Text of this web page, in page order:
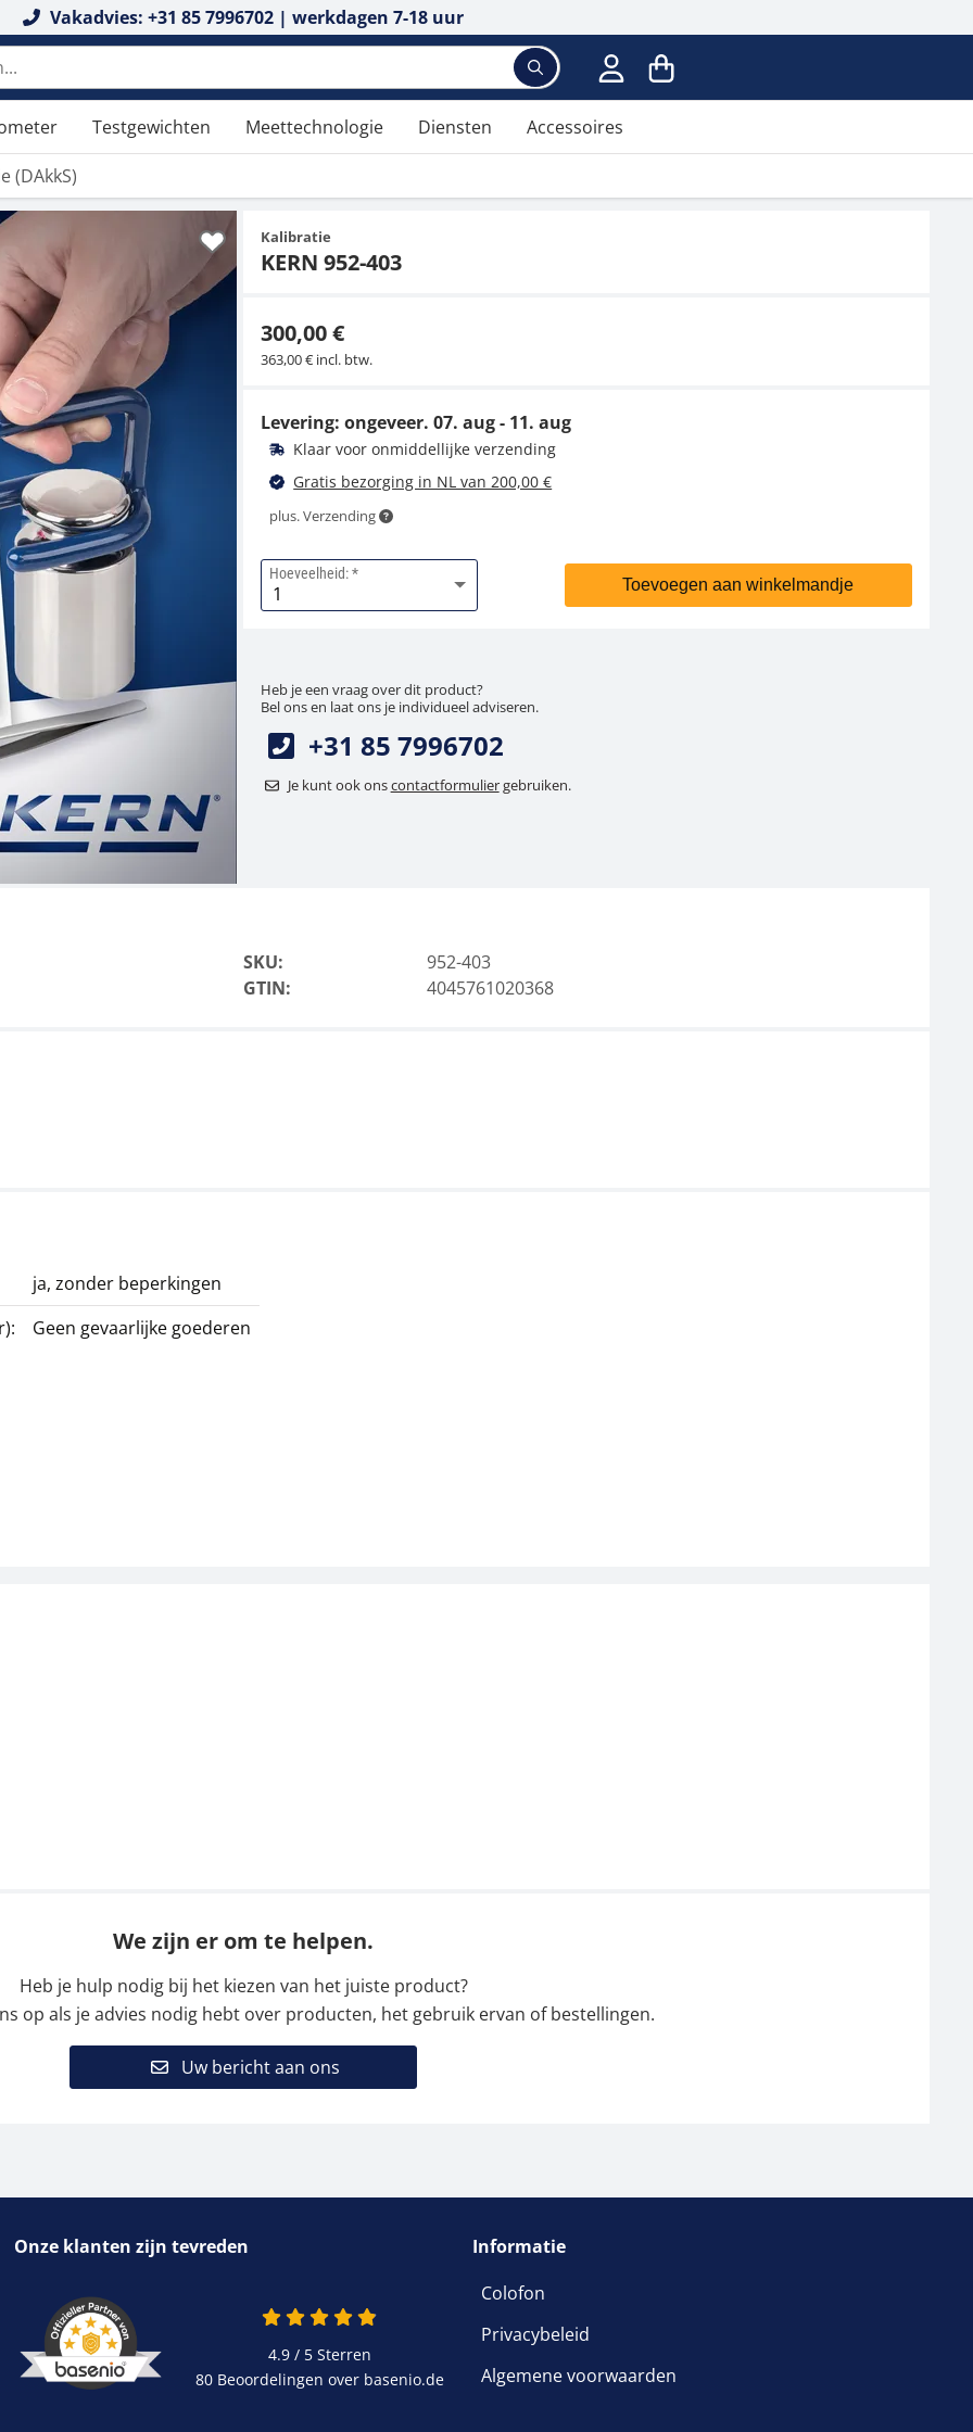
Vakadvies: +31 85 7996702 | werkdagen 7-18 uur
Testgewichten Meettechnologie Diensten Accessoires
(DAkkS)
Kalibratie
KERN 952-403
300,00 €
363,00 € incl. btw.
Levering: ongeveer. 07. aug - 11. aug
Klaar voor onmiddellijke verzending
Gratis bezorging in NL van 200,00 €
plus. Verzending
Hoeveelheid:
Toevoegen aan winkelmandje
Heb je een vraag over dit product?
Bel ons en laat ons je individueel adviseren.
+31 85 7996702
Je kunt ook onscontactformuliergebruiken.
SKU:
952-403
GTIN:
4045761020368
ja, zonder beperkingen
Geen gevaarlijke goederen
We zijn er om te helpen.
Heb je hulp nodig bij het kiezen van het juiste product?
op als je advies nodig hebt over producten, het gebruik ervan of bestellingen.
Uw bericht aan ons
Onze klanten zijn tevreden
4.9 / 5Sterren
80 Beoordelingen over basenio.de
Informatie
Colofon
Privacybeleid
Algemene voorwaarden